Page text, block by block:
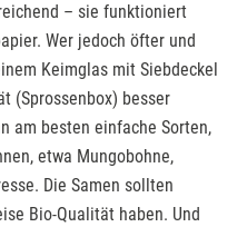
– sie funktioniert
Wer jedoch öfter und
Keimglas mit Siebdeckel
(Sprossenbox) besser
am besten einfache Sorten,
etwa Mungobohne,
Die Samen sollten
Bio-Qualität haben. Und